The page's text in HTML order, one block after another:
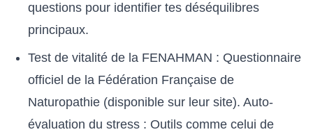
questions pour identifier tes déséquilibres
principaux.
Test de vitalité de la FENAHMAN : Questionnaire
officiel de la Fédération Française de
Naturopathie (disponible sur leur site). Auto-
évaluation du stress : Outils comme celui de